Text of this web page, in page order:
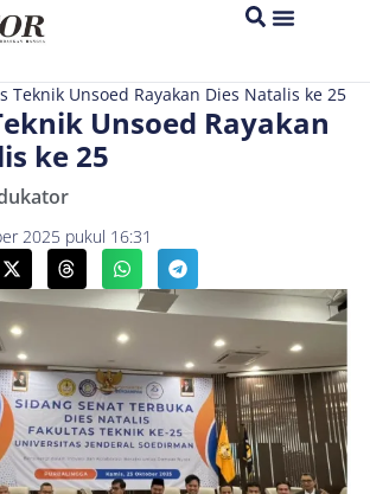
Teknik Unsoed Rayakan Dies Natalis ke 25
Unsoed Rayakan
ke 25
2025 pukul 16:31